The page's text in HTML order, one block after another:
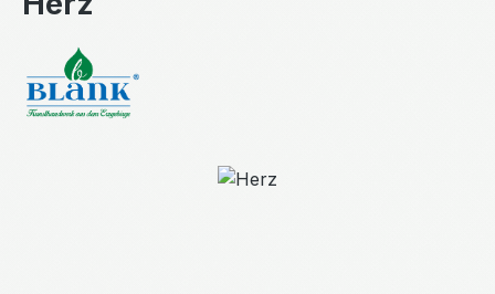
Bildergalerie überspringen